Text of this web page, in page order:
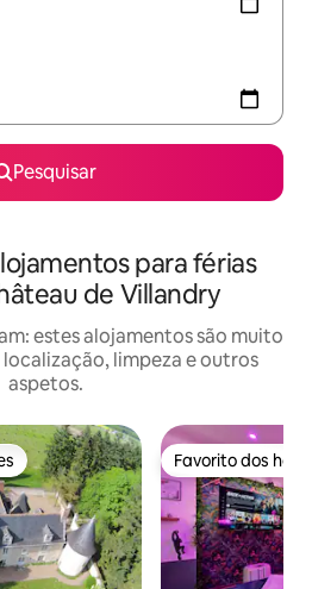
Pesquisar
para férias
de Villandry
estes alojamentos são muito
limpeza e outros
aspetos.
mais apreciados Favorito dos
Favorito dos